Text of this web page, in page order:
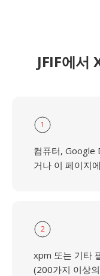
JFIF에서
1
컴퓨터, Google
거나 이 페이지
2
xpm 또는 기타
(200가지 이상